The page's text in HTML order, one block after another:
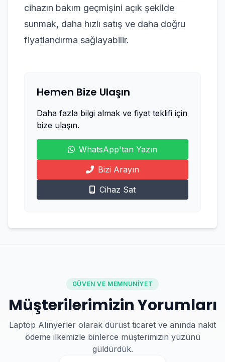
cihazın bakım geçmişini açık şekilde
sunmak, daha hızlı satış ve daha doğru
fiyatlandırma sağlayabilir.
Hemen Bize Ulaşın
Daha fazla bilgi almak ve fiyat teklifi için
bize ulaşın.
WhatsApp'tan Yazın
Bizi Arayın
Cihaz Sat
GÜVEN VE MEMNUNIYET
Müşterilerimizin Yorumları
Laptop Alınyerler olarak dürüst ticaret ve anında nakit
ödeme ilkemizle binlerce müşterimizin yüzünü
güldürdük.